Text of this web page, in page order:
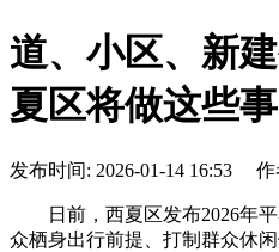
道、小区、新
夏区将做这些事
发布时间: 2026-01-14 16:53 作
日前，西夏区发布2026年平
众栖身出行前提、打制群众休